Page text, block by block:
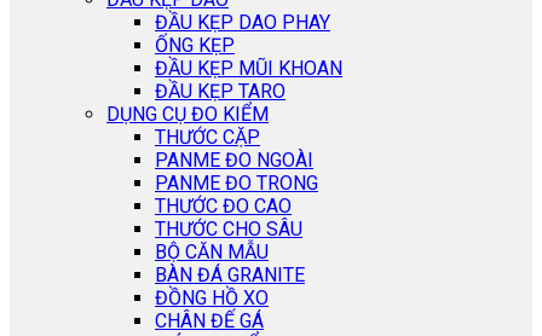
ĐẦU KẸP DAO PHAY
ỐNG KẸP
ĐẦU KẸP MŨI KHOAN
ĐẦU KẸP TARO
DỤNG CỤ ĐO KIỂM
THƯỚC CẶP
PANME ĐO NGOÀI
PANME ĐO TRONG
THƯỚC ĐO CAO
THƯỚC CHO SÂU
BỘ CĂN MẪU
BÀN ĐÁ GRANITE
ĐỒNG HỒ XO
CHÂN ĐẾ GÁ